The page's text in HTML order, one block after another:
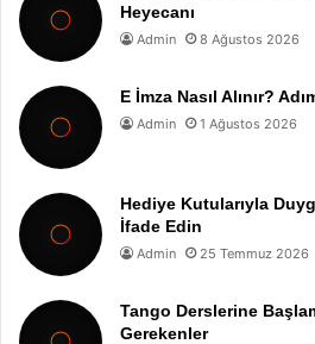
Heyecanı
Admin 8 Ağustos 2026
E İmza Nasıl Alınır?
Admin 1 Ağustos 2026
Hediye Kutularıyla
İfade Edin
Admin 25 Temmuz 2026
Tango Derslerine
Gerekenler